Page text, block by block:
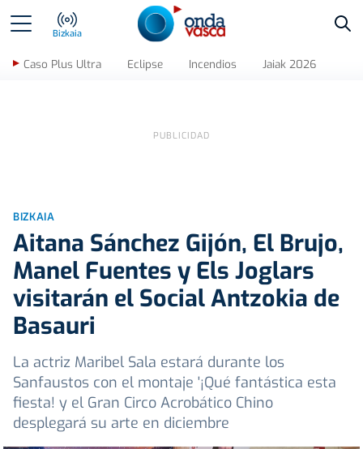
Bizkaia
Caso Plus Ultra Eclipse Incendios Jaiak 2026
BIZKAIA
Aitana Sánchez Gijón, El Brujo,
Manel Fuentes y Els Joglars
visitarán el Social Antzokia de
Basauri
La actriz Maribel Sala estará durante los
Sanfaustos con el montaje '¡Qué fantástica esta
fiesta! y el Gran Circo Acrobático Chino
desplegará su arte en diciembre